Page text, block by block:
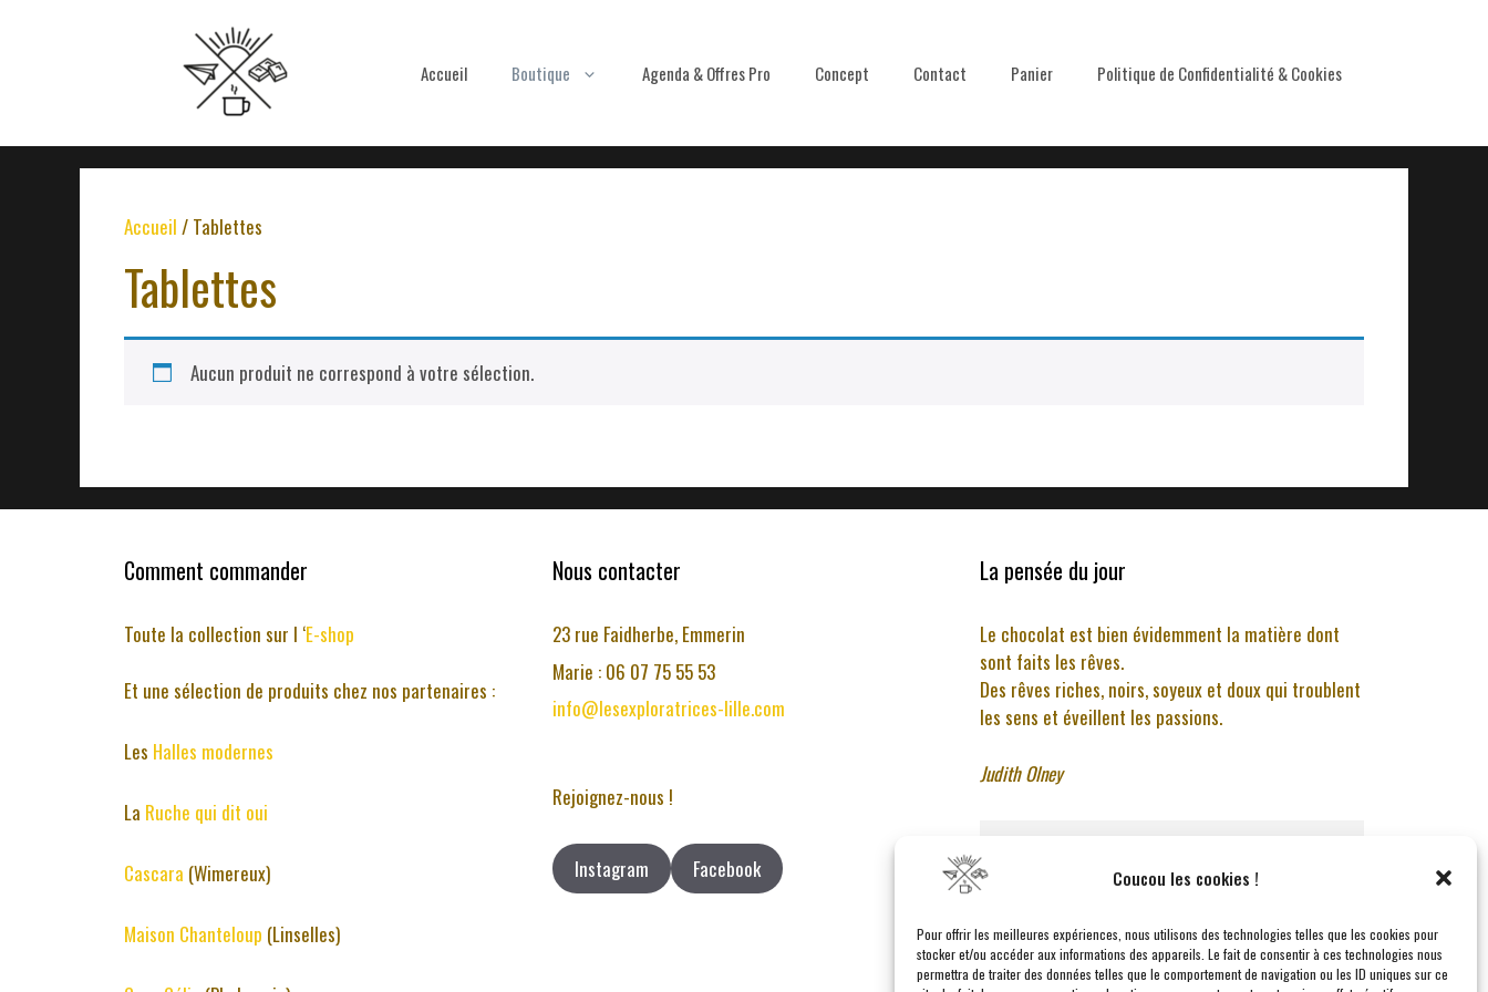
Coucou les cookies !
Pour offrir les meilleures expériences, nous utilisons des technologies telles que les cookies pour
stocker et/ou accéder aux informations des appareils. Le fait de consentir à ces technologies nous
permettra de traiter des données telles que le comportement de navigation ou les ID uniques sur ce
Accueil Boutique Agenda & Offres Pro Concept Contact Panier Politique de Confidentialité & Cookies
Accueil / Tablettes
Tablettes
Aucun produit ne correspond à votre sélection.
Comment commander
Toute la collection sur l ‘E-shop
Et une sélection de produits chez nos partenaires :
Les Halles modernes
La Ruche qui dit oui
Cascara (Wimereux)
Maison Chanteloup (Linselles)
Nous contacter
23 rue Faidherbe, Emmerin
Marie : 06 07 75 55 53
info@lesexploratrices-lille.com
Rejoignez-nous !
Instagram Facebook
La pensée du jour
Le chocolat est bien évidemment la matière dont
sont faits les rêves.
Des rêves riches, noirs, soyeux et doux qui troublent
les sens et éveillent les passions.
Judith Olney
belles photos ♡